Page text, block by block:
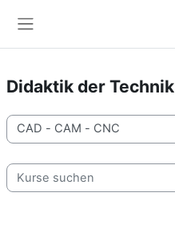
Didaktik der Technik
Kursbereiche
Kurse suchen